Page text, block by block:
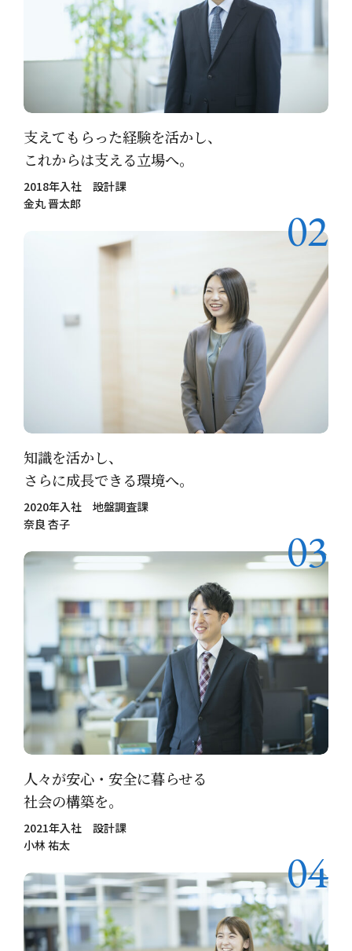
支えてもらった経験を活かし、
これからは支える立場へ。
2018年入社 設計課
金丸 晋太郎
02
知識を活かし、
さらに成長できる環境へ。
2020年入社 地盤調査課
奈良 杏子
03
人々が安心・安全に暮らせる
社会の構築を。
2021年入社 設計課
小林 祐太
04